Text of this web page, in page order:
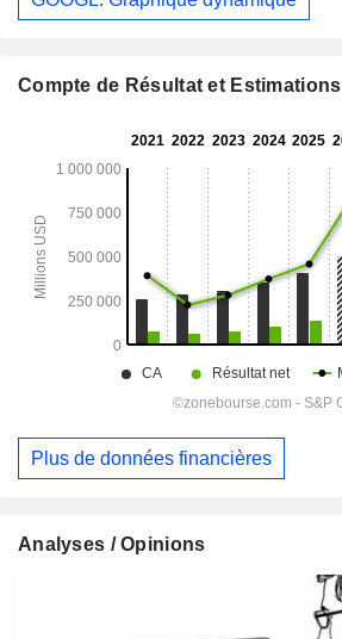
Compte de Résultat et Estimations
Plus de données financières
Analyses / Opinions